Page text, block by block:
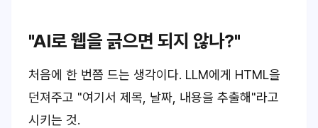
"AI로 웹을 긁으면 되지 않나?"
처음에 한 번쯤 드는 생각이다. LLM에게 HTML을
던져주고 "여기서 제목, 날짜, 내용을 추출해"라고
시키는 것.